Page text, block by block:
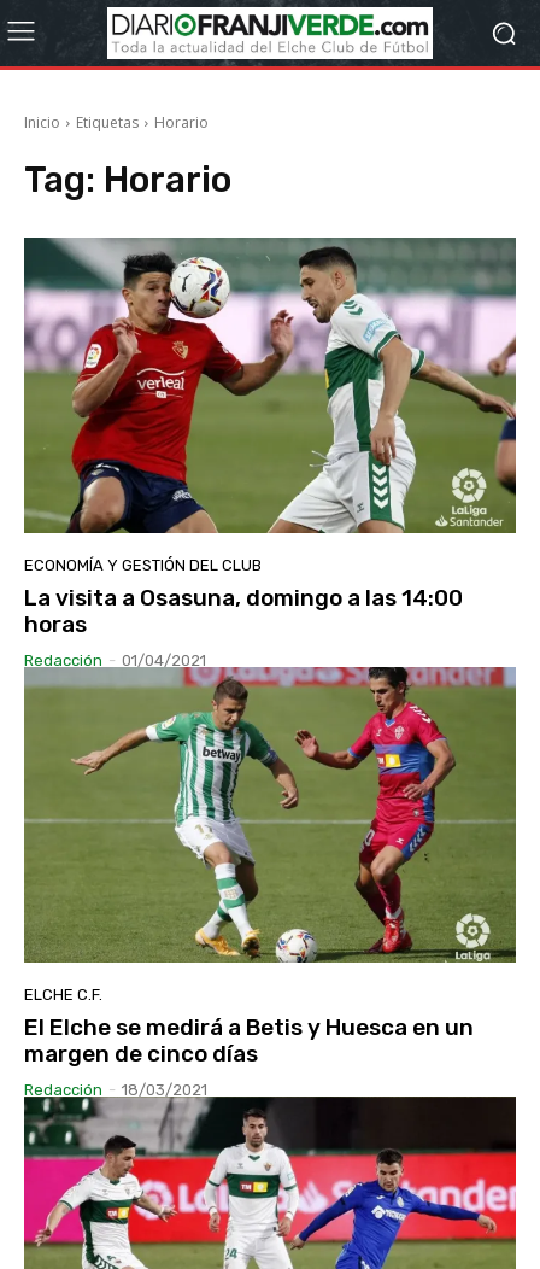
Inicio Etiquetas Horario
Tag: Horario
ECONOMÍA Y GESTIÓN DEL CLUB
La visita a Osasuna, domingo a las 14:00
horas
Redacción - 01/04/2021
ELCHE C.F.
El Elche se medirá a Betis y Huesca en un
margen de cinco días
Redacción - 18/03/2021